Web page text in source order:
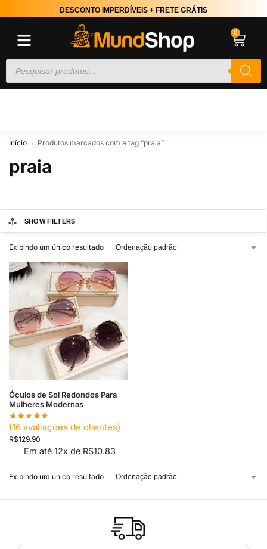
DESCONTO IMPERDÍVEIS + FRETE GRÁTIS
0
Início / Produtos marcados com a tag “praia”
praia
SHOW FILTERS
Exibindo um único resultado
Óculos de Sol Redondos Para
Mulheres Modernas
(16 avaliações de clientes)
R$129.90
Em até 12x de R$10.83
Exibindo um único resultado